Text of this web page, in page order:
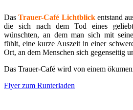
DasTrauer-Café Lichtblickentstand
die sich nach dem Tod eines
wünschten, an dem man sich mit
fühlt, eine kurze Auszeit in einer
Ort, an dem Menschen sich gegenseitig
Das Trauer-Café wird von einem
Flyer zum Runterladen